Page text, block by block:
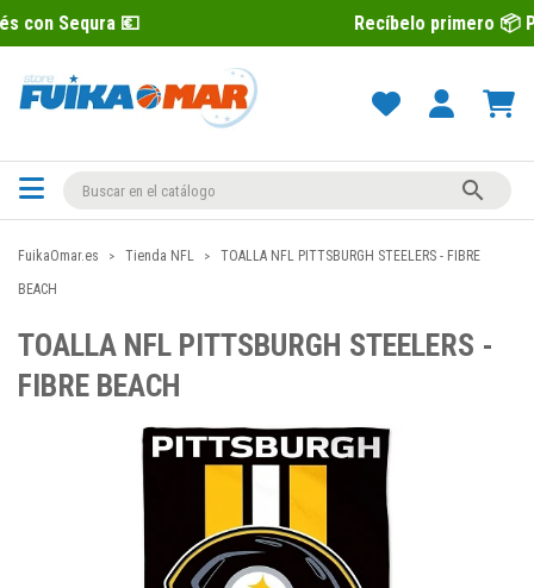
💶 Recíbelo primero 📦 Paga

FuikaOmar.es Tienda NFL
TOALLA NFL PITTSBURGH STEELERS - FIBRE
BEACH
TOALLA NFL PITTSBURGH STEELERS -
FIBRE BEACH